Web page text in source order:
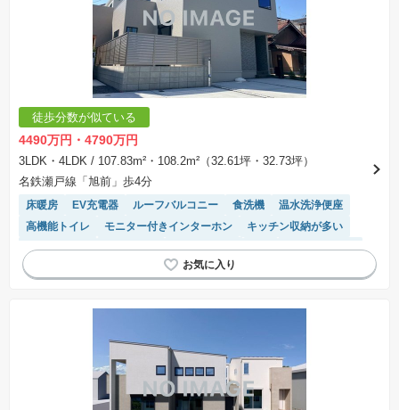
徒歩分数が似ている
4490万円・4790万円
3LDK・4LDK / 107.83m²・108.2m²（32.61坪・32.73坪）
名鉄瀬戸線「旭前」歩4分
床暖房 EV充電器 ルーフバルコニー 食洗機
温水洗浄便座
高機能トイレ
モニター付きインターホン
キッチン収納が多い
長期優良住宅
浴室乾燥機 対面キッチン WIC
トイレ2個以上
SIC
接面道路の幅が６m以上 システムキッチン